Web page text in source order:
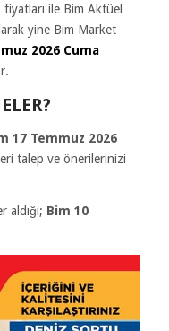
fiyatları ile Bim Aktüel
yine Bim Market
2026 Cuma
17 Temmuz 2026
talep ve önerilerinizi
aldığı; Bim 10